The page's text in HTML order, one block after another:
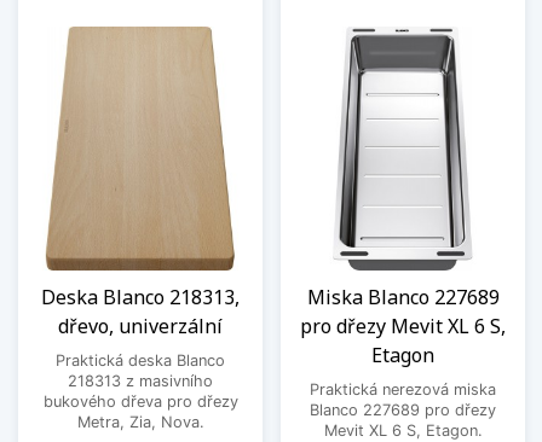
Deska Blanco 218313,
dřevo, univerzální
Praktická deska Blanco
218313 z masivního
bukového dřeva pro dřezy
Metra, Zia, Nova.
Miska Blanco 227689
pro dřezy Mevit XL 6 S,
Etagon
Praktická nerezová miska
Blanco 227689 pro dřezy
Mevit XL 6 S, Etagon.